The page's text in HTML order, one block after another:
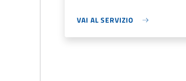
VAI AL SERVIZIO